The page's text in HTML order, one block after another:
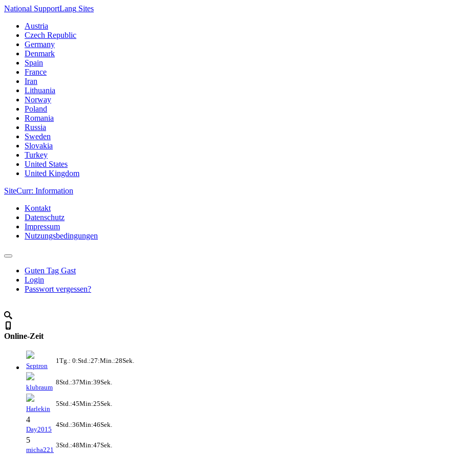
National SupportLang Sites
Austria
Czech Republic
Germany
Denmark
Spain
France
Iran
Lithuania
Norway
Poland
Romania
Russia
Sweden
Slovakia
Turkey
United States
United Kingdom
SiteCurr: Information
Kontakt
Datenschutz
Impressum
Nutzungsbedingungen
Guten Tag Gast
Login
Passwort vergessen?
Online-Zeit
Septron
1Tg.: 0:Std.:27:Min.:28Sek.
klubraum
8Std.:37Min:39Sek.
Harlekin
5Std.:45Min:25Sek.
4
Day2015
4Std.:36Min:46Sek.
5
micha221
3Std.:48Min:47Sek.